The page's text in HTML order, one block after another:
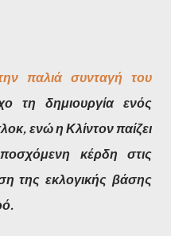
παλιά συνταγή του
τη δημιουργία ενός
ενώ η Κλίντον παίζει
κέρδη στις
της εκλογικής βάσης